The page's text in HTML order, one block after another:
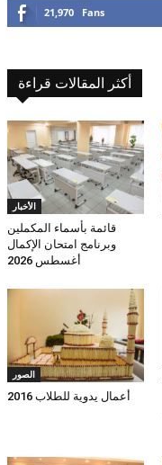
21,970 Fans
أكثر المقالات قراءة
الأخبار
قائمة بأسماء المكملين
وبرنامج امتحان الإكمال
أغسطس 2026
الصور
أعمال يدوية للطلاب 2016